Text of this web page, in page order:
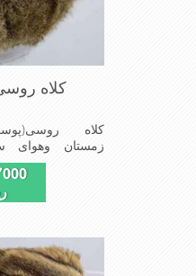
کلاه
کلاه
زمستان وهوای
سایز)وجنس این
تهیه شده است
دلیل به راحتی
تمامی سروپشت